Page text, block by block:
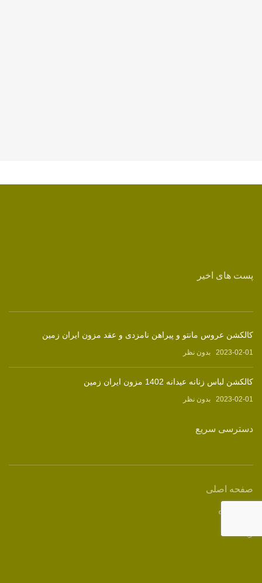
پست های اخیر
کالکشن عروس مانتو و پیراهن نامزدی و عقد مزون ایران زمین
2023-02-01 بدون نظر
کالکشن لباس زنانه عیدانه 1402 مزون ایران زمین
2023-02-01 بدون نظر
دسترسی سریع
صفحه اصلی
فروشگاه